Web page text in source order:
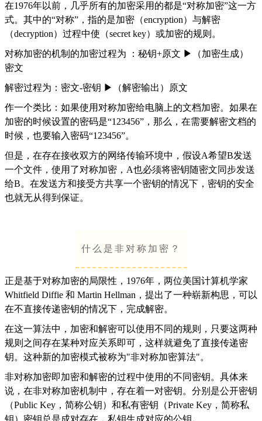
在1976年以前，几乎所有的加密采用的都是“对称加密”这一方
式。其中的“对称”，指的是加密（encryption）与解密
（decryption）过程中使（secret key）或加密的规则。
对称加密的机制的加密过程为 ：秘钥+原文 ▶（加密生成）
密文
解密过程为：密文-密钥 ▶（解密输出）原文
作一个类比：如果使用对称加密给电脑上的文档加密。如果在
加密的时候设置的密码是“123456”，那么，在需要解密文档的
时候，也要输入密码“123456”。
但是，在存在接收双方的网络传输环境中，假设A希望B发送
一个文件，使用了对称加密，A也必须将密钥随密文同步发送
给B。在发送方和接受方共享一个密钥的情况下，密钥的安全
也就无从得到保证。
什么是非对称加密？
正是基于对称加密的局限性，1976年，两位美国计算机学家
Whitfield Diffie 和 Martin Hellman，提出了一种崭新构思，可以
在不直接传递密钥的情况下，完成解密。
在这一算法中，加密和解密可以使用不同的规则，只要这两种
规则之间存在某种对应关系即可，这样就避免了直接传递密
钥。这种新的加密模式被称为"非对称加密算法"。
非对称加密即加密和解密的过程中使用的不同密钥。具体来
说，在非对称加密机制中，存在着一对密钥。分别是公开密钥
（Public Key，简称公钥）和私有密钥（Private Key，简称私